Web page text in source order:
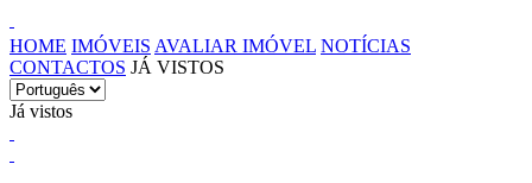
HOME IMÓVEIS AVALIAR IMÓVEL NOTÍCIAS
CONTACTOS JÁ VISTOS
Já vistos